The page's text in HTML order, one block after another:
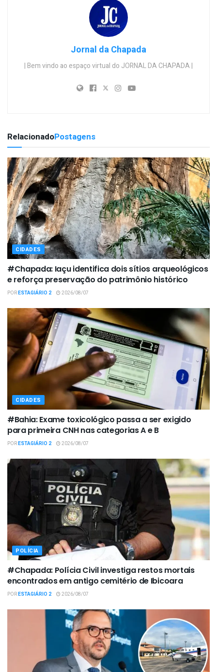
Jornal da Chapada
| Bem vindo ao espaço virtual do JORNAL DA CHAPADA |
RelacionadoPostagens
CIDADES
#Chapada: Iaçu identifica dois sítios arqueológicos
e reforça preservação do patrimônio histórico
PORESTAGIÁRIO 2 2026/08/07
CIDADES
#Bahia: Exame toxicológico passa a ser exigido
para primeira CNH nas categorias A e B
PORESTAGIÁRIO 2 2026/08/07
POLÍCIA
#Chapada: Polícia Civil investiga restos mortais
encontrados em antigo cemitério de Ibicoara
PORESTAGIÁRIO 2 2026/08/07